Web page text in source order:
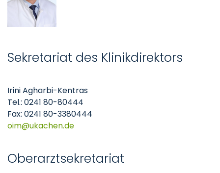
Sekretariat des Klinikdirektors
Irini Agharbi-Kentras
Tel.: 0241 80-80444
Fax: 0241 80-3380444
oim@ukachen.de
Oberarztsekretariat